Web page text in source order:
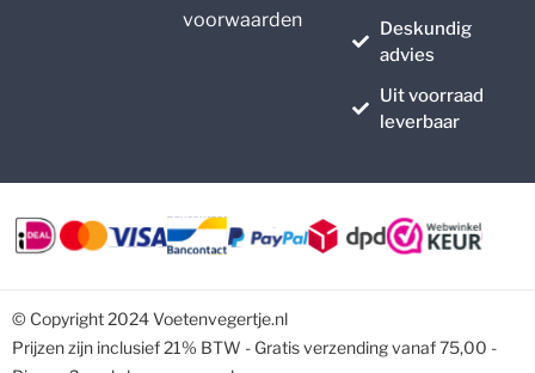
voorwaarden
Deskundig
advies
Uit voorraad
leverbaar
© Copyright 2024 Voetenvegertje.nl
Prijzen zijn inclusief 21% BTW - Gratis verzending vanaf 75,00 -